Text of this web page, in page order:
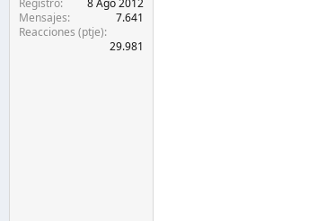
Mensajes
7.641
Reacciones (ptje)
29.981